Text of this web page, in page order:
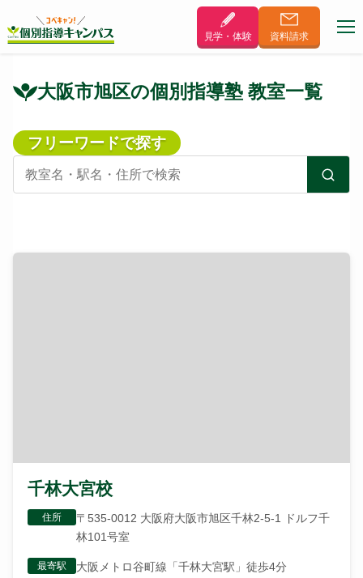
見学・体験 資料請求
大阪市旭区の個別指導塾 教室一覧
フリーワードで探す
千林大宮校
住所
〒535-0012 大阪府大阪市旭区千林2-5-1 ドルフ千
林101号室
最寄駅
大阪メトロ谷町線「千林大宮駅」徒歩4分